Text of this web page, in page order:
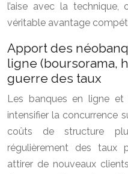
l’aise avec la technique,
véritable avantage
Apport des
ligne (boursorama,
guerre des taux
Les banques en ligne
intensifier la concurrence
coûts de structure
régulièrement des taux
attirer de nouveaux